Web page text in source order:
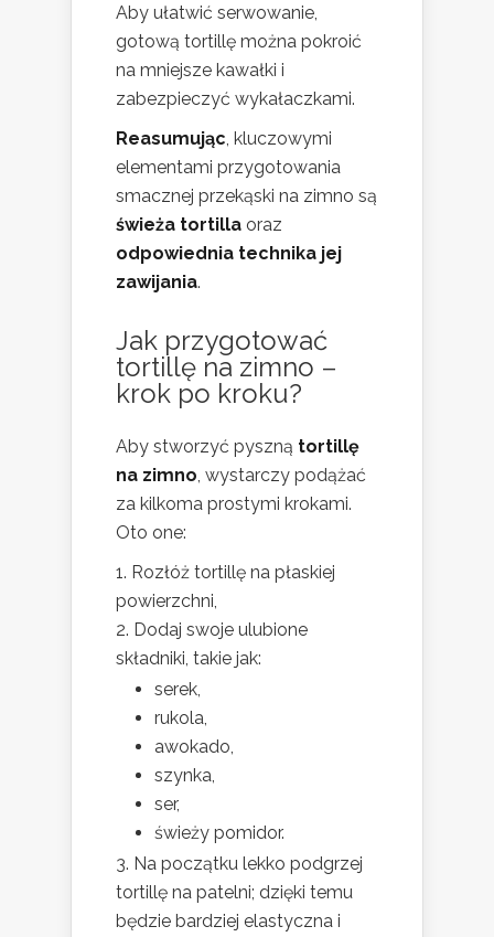
Aby ułatwić serwowanie,
gotową tortillę można pokroić
na mniejsze kawałki i
zabezpieczyć wykałaczkami.
Reasumując, kluczowymi
elementami przygotowania
smacznej przekąski na zimno są
świeża tortilla oraz
odpowiednia technika jej
zawijania.
Jak przygotować
tortillę na zimno –
krok po kroku?
Aby stworzyć pyszną tortillę
na zimno, wystarczy podążać
za kilkoma prostymi krokami.
Oto one:
Rozłóż tortillę na płaskiej
powierzchni,
Dodaj swoje ulubione
składniki, takie jak:
serek,
rukola,
awokado,
szynka,
ser,
świeży pomidor.
Na początku lekko podgrzej
tortillę na patelni; dzięki temu
będzie bardziej elastyczna i